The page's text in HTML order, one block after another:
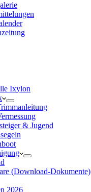
Ixylon
& Jugend
(Download-Dokumente)
2026